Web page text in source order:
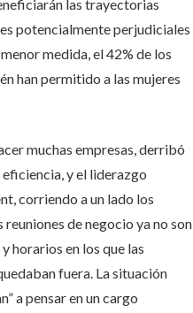
las trayectorias
potencialmente perjudiciales
medida, el 42% de los
han permitido a las mujeres
muchas empresas, derribó
y el liderazgo
corriendo a un lado los
de negocio ya no son
horarios en los que las
fuera. La situación
a pensar en un cargo